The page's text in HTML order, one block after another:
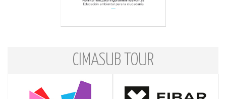
CIMASUB TOUR